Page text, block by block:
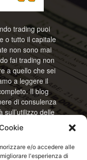
e/o accedere alle
l'esperienza di
trading puoi
o tutto il capitale
non sono mai
fai trading non
a quello che sei
a leggere il
Il blog
di consulenza
sull’utilizzo delle
ad accedere o
disponibile
e condizioni